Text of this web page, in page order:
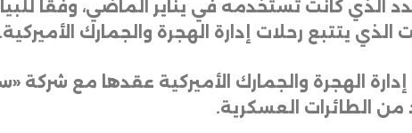
الذي كانت تستخدمه في يناير الماضي، وفقاً
الذي يتتبع رحلات إدارة الهجرة والجمارك الأميركية.
الهجرة والجمارك الأميركية عقدها مع شركة
الطائرات العسكرية.